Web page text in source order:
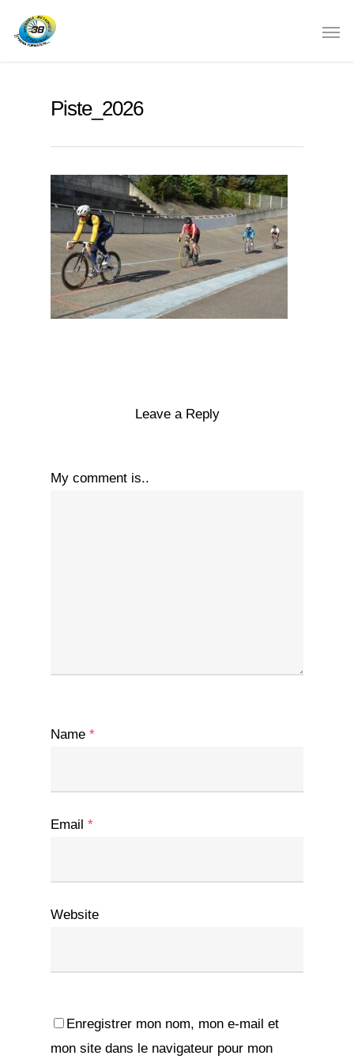
Piste_2026
Leave a Reply
My comment is..
Name *
Email *
Website
Enregistrer mon nom, mon e-mail et
mon site dans le navigateur pour mon